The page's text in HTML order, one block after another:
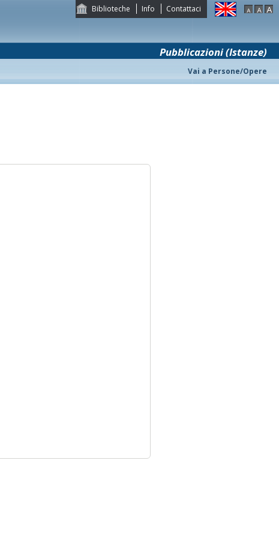
Biblioteche Info Contattaci
Pubblicazioni (Istanze)
Vai a Persone/Opere